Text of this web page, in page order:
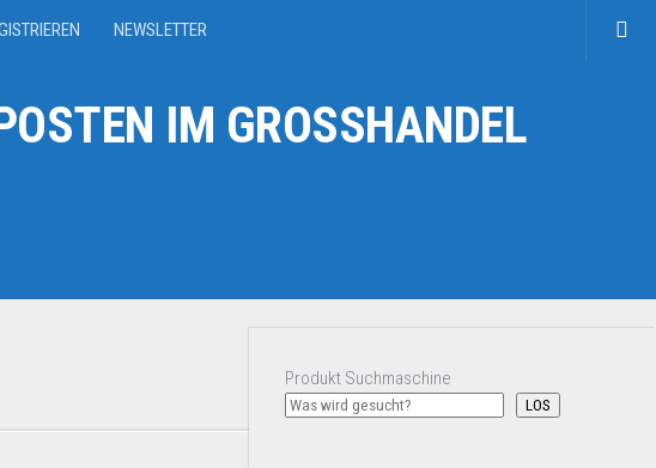
NEWSLETTER
IM GROSSHANDEL
Produkt Suchmaschine
LOS